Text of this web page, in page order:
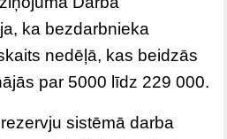
ka bezdarbnieka
nedēļā, kas beidzās
par 5000 līdz 229 000.
sistēmā darba